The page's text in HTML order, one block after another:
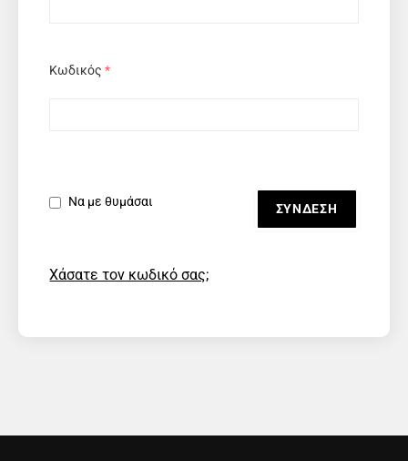
Κωδικός*
Να με θυμάσαι
Χάσατε τον κωδικό σας;